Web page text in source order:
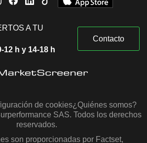
A TU
12 h y 14-18 h
Contacto
de cookies¿Quiénes somos?
SAS. Todos los derechos
reservados.
son proporcionadas por Factset,